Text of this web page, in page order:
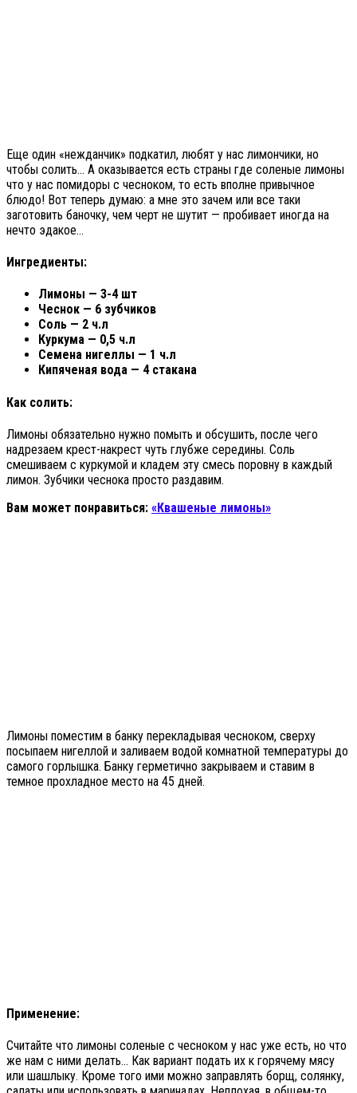
Еще один «нежданчик» подкатил, любят у нас лимончики, но
чтобы солить… А оказывается есть страны где соленые лимоны
что у нас помидоры с чесноком, то есть вполне привычное
блюдо! Вот теперь думаю: а мне это зачем или все таки
заготовить баночку, чем черт не шутит — пробивает иногда на
нечто эдакое…
Ингредиенты:
Лимоны — 3-4 шт
Чеснок — 6 зубчиков
Соль — 2 ч.л
Куркума — 0,5 ч.л
Семена нигеллы — 1 ч.л
Кипяченая вода — 4 стакана
Как солить:
Лимоны обязательно нужно помыть и обсушить, после чего
надрезаем крест-накрест чуть глубже середины. Соль
смешиваем с куркумой и кладем эту смесь поровну в каждый
лимон. Зубчики чеснока просто раздавим.
Вам может понравиться: «Квашеные лимоны»
Лимоны поместим в банку перекладывая чесноком, сверху
посыпаем нигеллой и заливаем водой комнатной температуры до
самого горлышка. Банку герметично закрываем и ставим в
темное прохладное место на 45 дней.
Применение:
Считайте что лимоны соленые с чесноком у нас уже есть, но что
же нам с ними делать… Как вариант подать их к горячему мясу
или шашлыку. Кроме того ими можно заправлять борщ, солянку,